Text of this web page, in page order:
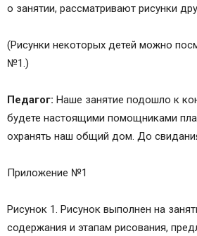
о занятии, рассматривают рисунки
(Рисунки некоторых детей можно
№1.)
Педагог: Наше занятие подошло к
будете настоящими помощниками
охранять наш общий дом. До
Приложение №1
Рисунок 1. Рисунок выполнен на
содержания и этапам рисования,